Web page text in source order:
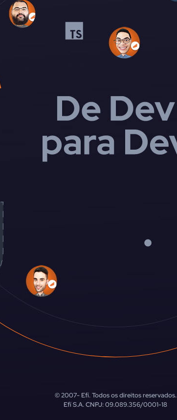
© 2007-Efí. Todos os direitos reservados.
Efí S.A. CNPJ: 09.089.356/0001-18